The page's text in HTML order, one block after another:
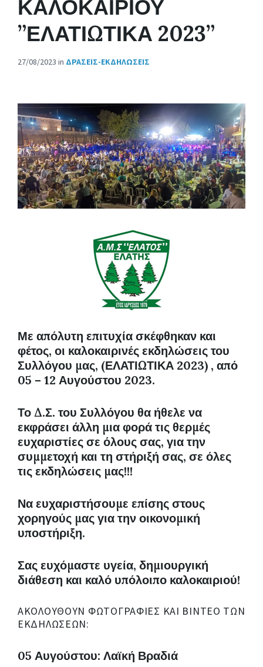
ΚΑΛΟΚΑΙΡΙΟΥ
”ΕΛΑΤΙΩΤΙΚΑ 2023”
27/08/2023 in ΔΡΆΣΕΙΣ-ΕΚΔΗΛΏΣΕΙΣ
Με απόλυτη επιτυχία σκέφθηκαν και
φέτος, οι καλοκαιρινές εκδηλώσεις του
Συλλόγου μας, (ΕΛΑΤΙΩΤΙΚΑ 2023) , από
05 – 12 Αυγούστου 2023.
Το Δ.Σ. του Συλλόγου θα ήθελε να
εκφράσει άλλη μια φορά τις θερμές
ευχαριστίες σε όλους σας, για την
συμμετοχή και τη στήριξή σας, σε όλες
τις εκδηλώσεις μας!!!
Να ευχαριστήσουμε επίσης στους
χορηγούς μας για την οικονομική
υποστήριξη.
Σας ευχόμαστε υγεία, δημιουργική
διάθεση και καλό υπόλοιπο καλοκαιριού!
ΑΚΟΛΟΥΘΟΎΝ ΦΩΤΟΓΡΑΦΊΕΣ ΚΑΙ ΒΊΝΤΕΟ ΤΩΝ
ΕΚΔΗΛΏΣΕΩΝ:
05 Αυγούστου: Λαϊκή Βραδιά